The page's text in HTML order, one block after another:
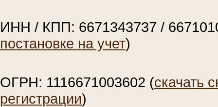
ИНН / КПП: 6671343737 /
постановке на учет)
ОГРН: 1116671003602 (скачать
регистрации)